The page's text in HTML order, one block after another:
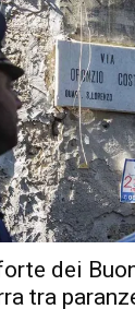
dei
tra